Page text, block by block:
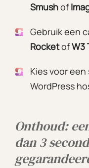
Smushof
Gebruik een
RocketofW3
Kies voor
WordPress
Onthoud:
dan 3